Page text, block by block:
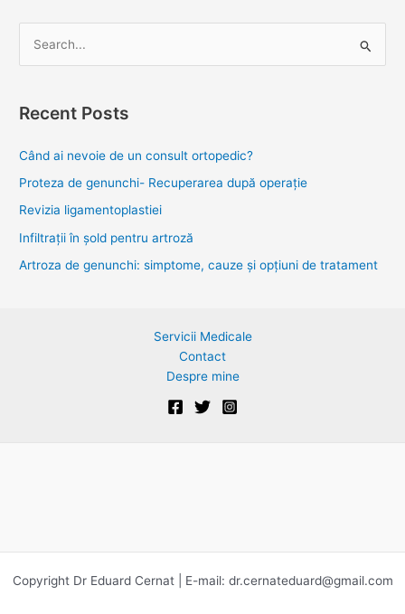
r
o
r
:
Recent Posts
Când ai nevoie de un consult ortopedic?
Proteza de genunchi- Recuperarea după operație
Revizia ligamentoplastiei
Infiltrații în șold pentru artroză
Artroza de genunchi: simptome, cauze și opțiuni de tratament
Servicii Medicale
Contact
Despre mine
Copyright Dr Eduard Cernat | E-mail: dr.cernateduard@gmail.com